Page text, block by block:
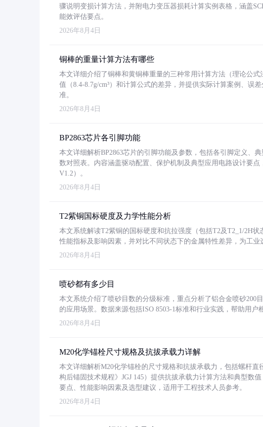
骤说明变损计算方法，并附电力变压器损耗计算实例表格，涵盖
能效评估要点。
2026年8月4日
铜棒的重量计算方法有哪些
本文详细介绍了铜棒和黄铜棒重量的三种常用计算方法（理论公
值（8.4-8.7g/cm³）和计算公式的差异，并提供实际计算案例、误
准。
2026年8月4日
BP2863芯片各引脚功能
本文详细解析BP2863芯片的引脚功能及参数，包括各引脚定义、
数对照表。内容涵盖驱动配置、保护机制及典型应用电路设计要
V1.2）。
2026年8月4日
T2紫铜国标硬度及力学性能分析
本文系统解读T2紫铜的国标硬度和抗拉强度（包括T2及T2_1/2H
性能指标及影响因素，并对比不同状态下的金属特性差异，为工业
2026年8月4日
喷砂都有多少目
本文系统介绍了喷砂目数的分级标准，重点分析了铝合金喷砂200
的应用场景。数据来源包括ISO 8503-1标准和行业实践，帮助用户
2026年8月4日
M20化学锚栓尺寸规格及抗拔承载力详解
本文详细解析M20化学锚栓的尺寸规格和抗拔承载力，包括螺杆
构后锚固技术规程》JGJ 145）提供抗拔承载力计算方法和典型数
要点、性能影响因素及选型建议，适用于工程技术人员参考。
2026年8月4日